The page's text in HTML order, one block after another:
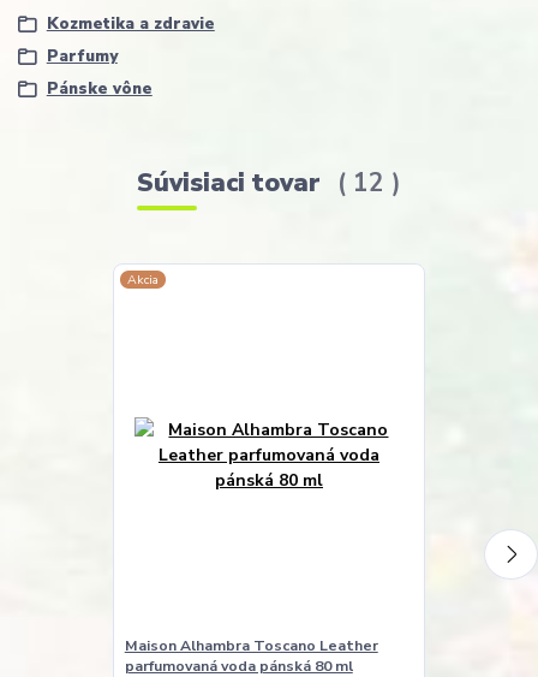
Kozmetika a zdravie
Parfumy
Pánske vône
Súvisiaci tovar 12
Akcia
Maison Alhambra Toscano Leather
parfumovaná voda pánská 80 ml